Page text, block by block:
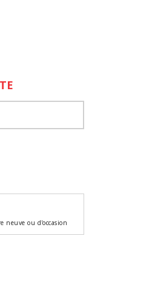
neuve ou d'occasion